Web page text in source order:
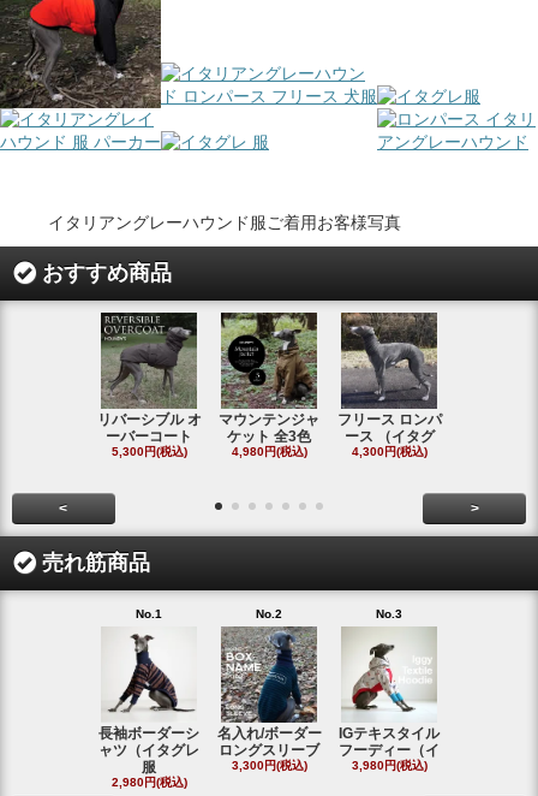
イタリアングレーハウンド服ご着用お客様写真
おすすめ商品
リバーシブル オ
ーバーコート
5,300円(税込)
マウンテンジャ
ケット 全3色
4,980円(税込)
フリース ロンパ
ース （イタグ
4,300円(税込)
< >
売れ筋商品
No.1
長袖ボーダーシ
ャツ（イタグレ
服
2,980円(税込)
No.2
名入れ/ボーダー
ロングスリーブ
3,300円(税込)
No.3
IGテキスタイル
フーディー（イ
3,980円(税込)